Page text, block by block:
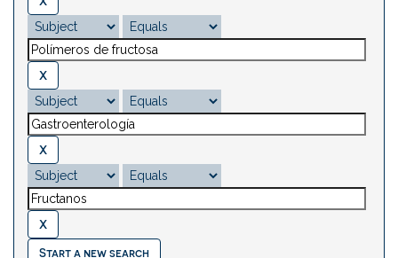
Start a new search